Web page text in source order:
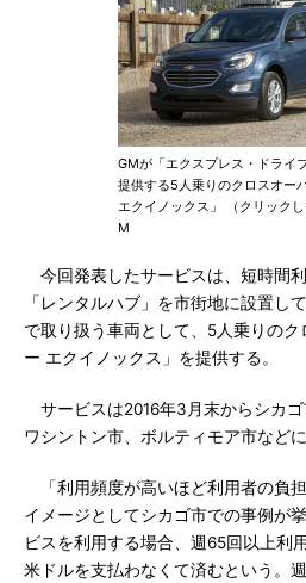
GMが「エクスプレス・ドライ
提供する5人乗りのクロスオー
エクイノックス」 （クリック
M
今回発表したサービスは、短時間
「レンタルハブ」を市街地に設置し
で取り扱う車両として、5人乗りの
ー エクイノックス」を提供する。
サービスは2016年3月末からシカゴ
ワシントン市、ボルティモア市など
「利用頻度が高いほど利用者の負
イメージとしてシカゴ市での事例が
ビスを利用する場合、週65回以上利
米ドルを支払わなくて済むという。